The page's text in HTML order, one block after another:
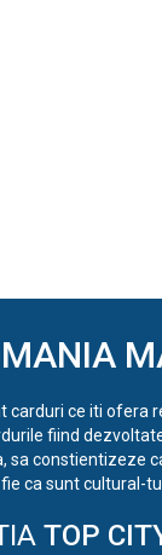
carduri ce iti
fiind
sa constientizeze
ca sunt cultural-
TOP